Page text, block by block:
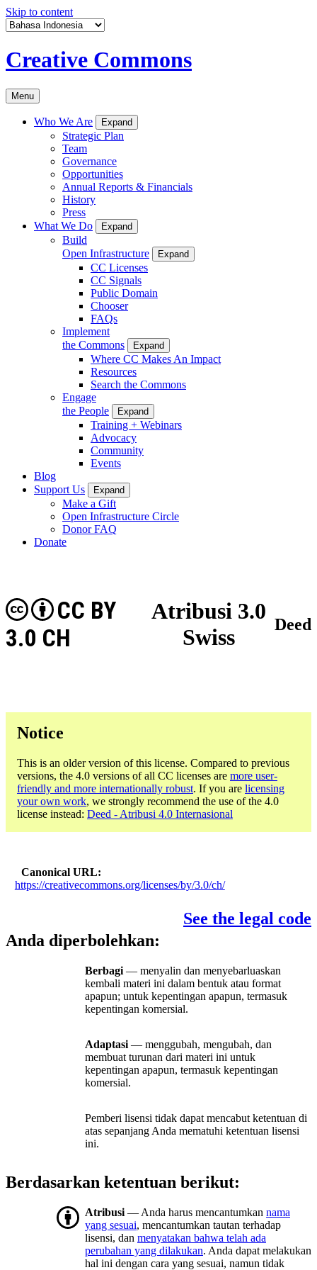
Skip to content
Creative Commons
Menu
Who We Are Expand
Strategic Plan
Team
Governance
Opportunities
Annual Reports & Financials
History
Press
What We Do
Expand
Build
Open Infrastructure
Expand
CC Licenses
CC Signals
Public Domain
Chooser
FAQs
Implement
the Commons
Expand
Where CC Makes An Impact
Resources
Search the Commons
Engage
the People
Expand
Training + Webinars
Advocacy
Community
Events
Blog
Support Us
Expand
Make a Gift
Open Infrastructure Circle
Donor FAQ
Donate
Atribusi 3.0
Swiss
CC BY
3.0 CH
Deed
Notice
This is an older version of this license. Compared to previous
versions, the 4.0 versions of all CC licenses are more user-
friendly and more internationally robust. If you are licensing
your own work, we strongly recommend the use of the 4.0
license instead: Deed - Atribusi 4.0 Internasional
Canonical URL
https://creativecommons.org/licenses/by/3.0/ch/
See the legal code
Anda diperbolehkan:
Berbagi — menyalin dan menyebarluaskan
kembali materi ini dalam bentuk atau format
apapun; untuk kepentingan apapun, termasuk
kepentingan komersial.
Adaptasi — menggubah, mengubah, dan
membuat turunan dari materi ini untuk
kepentingan apapun, termasuk kepentingan
komersial.
Pemberi lisensi tidak dapat mencabut ketentuan di
atas sepanjang Anda mematuhi ketentuan lisensi
ini.
Berdasarkan ketentuan berikut:
Atribusi — Anda harus mencantumkan nama
yang sesuai, mencantumkan tautan terhadap
lisensi, dan menyatakan bahwa telah ada
perubahan yang dilakukan. Anda dapat melakukan
hal ini dengan cara yang sesuai, namun tidak